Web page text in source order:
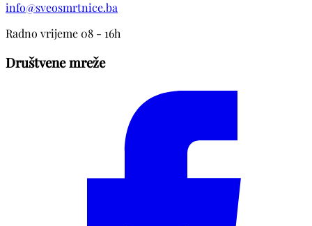
info@sveosmrtnice.ba
Radno vrijeme 08 - 16h
Društvene mreže